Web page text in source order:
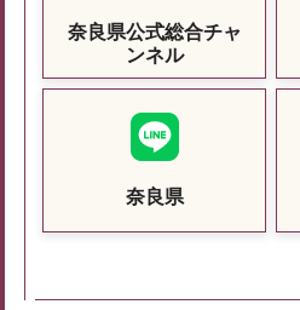
奈良県公式総合チャ
ンネル
奈良県